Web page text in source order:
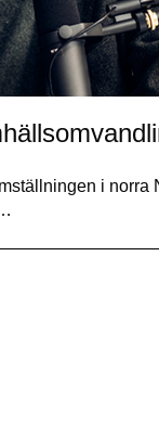
i norra